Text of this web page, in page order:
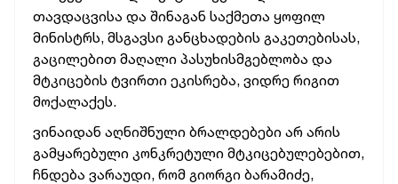
თავდაცვისა და შინაგან საქმეთა ყოფილ
მინისტრს, მსგავსი განცხადების გაკეთებისას,
გაცილებით მაღალი პასუხისმგებლობა და
მტკიცების ტვირთი ეკისრება, ვიდრე რიგით
მოქალაქეს.
ვინაიდან აღნიშნული ბრალდებები არ არის
გამყარებული კონკრეტული მტკიცებულებებით,
ჩნდება ვარაუდი, რომ გიორგი ბარამიძე,